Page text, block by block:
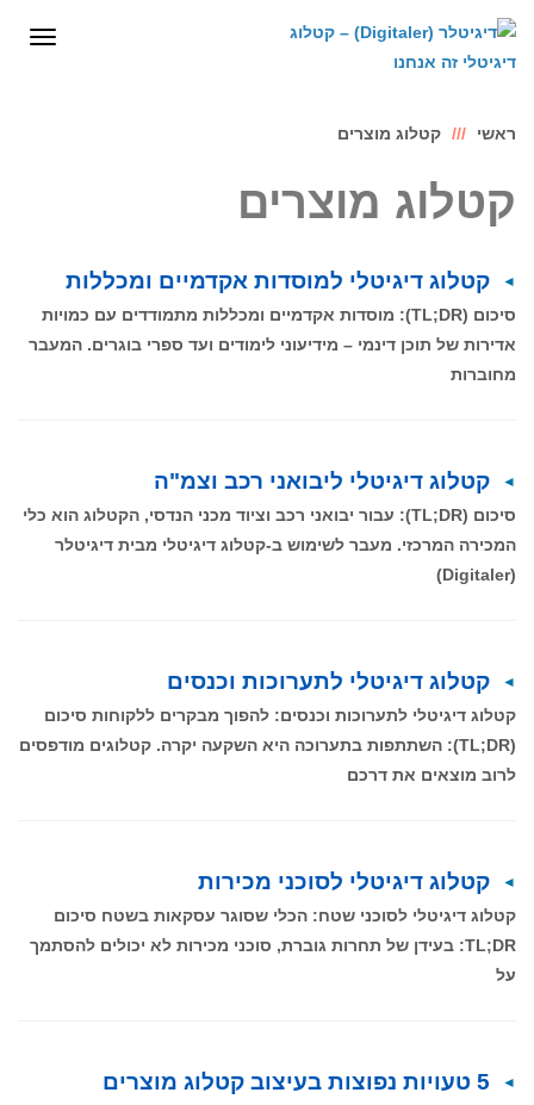
לתוכן
ראשי קטלוג מוצרים
קטלוג מוצרים
קטלוג דיגיטלי למוסדות אקדמיים ומכללות
סיכום (TL;DR): מוסדות אקדמיים ומכללות מתמודדים עם כמויות
אדירות של תוכן דינמי – מידיעוני לימודים ועד ספרי בוגרים. המעבר
מחוברות
קטלוג דיגיטלי ליבואני רכב וצמ"ה
סיכום (TL;DR): עבור יבואני רכב וציוד מכני הנדסי, הקטלוג הוא כלי
המכירה המרכזי. מעבר לשימוש ב-קטלוג דיגיטלי מבית דיגיטלר
(Digitaler)
קטלוג דיגיטלי לתערוכות וכנסים
קטלוג דיגיטלי לתערוכות וכנסים: להפוך מבקרים ללקוחות סיכום
(TL;DR): השתתפות בתערוכה היא השקעה יקרה. קטלוגים מודפסים
לרוב מוצאים את דרכם
קטלוג דיגיטלי לסוכני מכירות
קטלוג דיגיטלי לסוכני שטח: הכלי שסוגר עסקאות בשטח סיכום
TL;DR: בעידן של תחרות גוברת, סוכני מכירות לא יכולים להסתמך
על
5 טעויות נפוצות בעיצוב קטלוג מוצרים